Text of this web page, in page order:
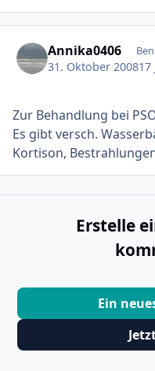
Annika0406
31. Oktober 200817
Zur Behandlung bei
Es gibt versch.
Kortison,
Erstelle
Ein